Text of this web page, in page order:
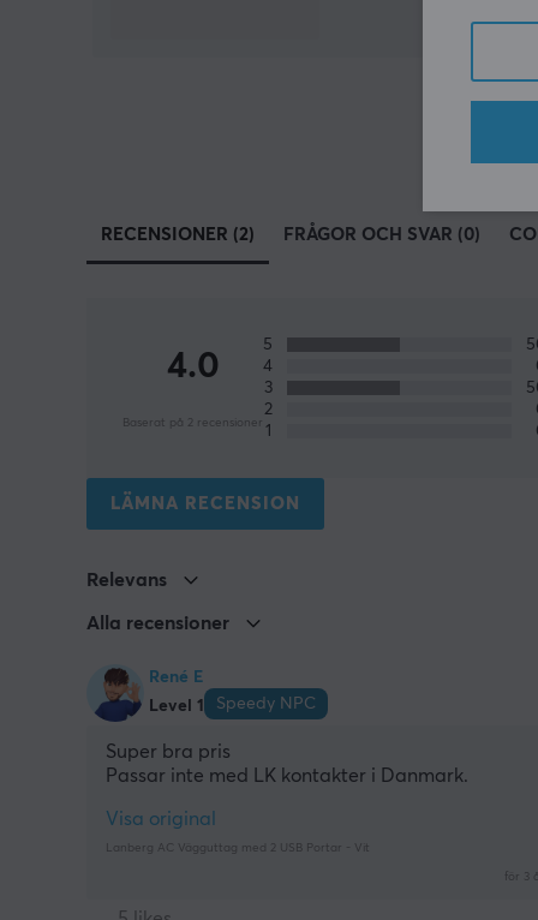
RECENSIONER (2) FRÅGOR OCH SVAR (0)
4.0
Baserat på 2 recensioner
5
4
3
2
1
LÄMNA RECENSION
Relevans
Alla recensioner
René E
Level 1
Speedy NPC
Super bra pris
Passar inte med LK kontakter i Danmark.
Visa original
Lanberg AC Vägguttag med 2 USB Portar - Vit
för 3